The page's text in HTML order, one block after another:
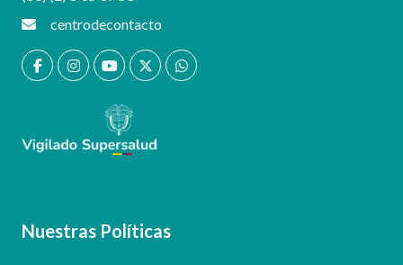
centrodecontacto
Nuestras Políticas